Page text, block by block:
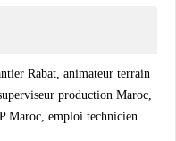
Rabat, animateur terrain
production Maroc,
Maroc, emploi technicien